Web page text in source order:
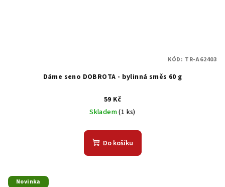
Dáme seno DOBROTA - bylinná směs 60 g
59 Kč
Skladem(1 ks)
Do košíku
KÓD: TR-A62403
Novinka